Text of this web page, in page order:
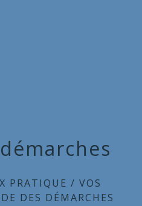
PRATIQUE / VOS
DES DÉMARCHES